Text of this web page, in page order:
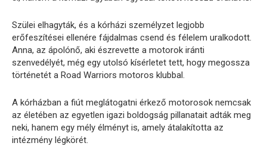
Szülei elhagyták, és a kórházi személyzet legjobb
erőfeszítései ellenére fájdalmas csend és félelem uralkodott.
Anna, az ápolónő, aki észrevette a motorok iránti
szenvedélyét, még egy utolsó kísérletet tett, hogy megossza
történetét a Road Warriors motoros klubbal.
A kórházban a fiút meglátogatni érkező motorosok nemcsak
az életében az egyetlen igazi boldogság pillanatait adták meg
neki, hanem egy mély élményt is, amely átalakította az
intézmény légkörét.